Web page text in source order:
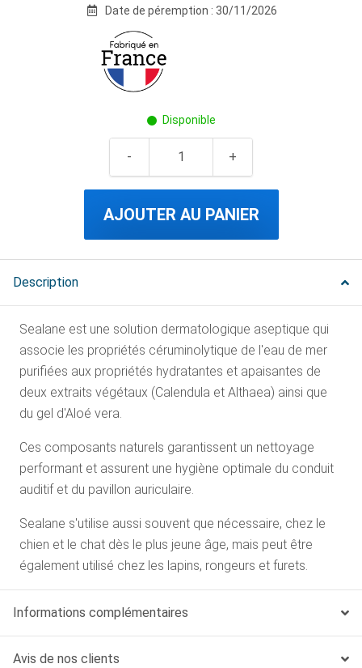
Date de péremption : 30/11/2026
Disponible
AJOUTER AU PANIER
Description
Sealane est une solution dermatologique aseptique qui
associe les propriétés céruminolytique de l'eau de mer
purifiées aux propriétés hydratantes et apaisantes de
deux extraits végétaux (Calendula et Althaea) ainsi que
du gel d'Aloé vera.
Ces composants naturels garantissent un nettoyage
performant et assurent une hygiène optimale du conduit
auditif et du pavillon auriculaire.
Sealane s'utilise aussi souvent que nécessaire, chez le
chien et le chat dès le plus jeune âge, mais peut être
également utilisé chez les lapins, rongeurs et furets.
Informations complémentaires
Avis de nos clients